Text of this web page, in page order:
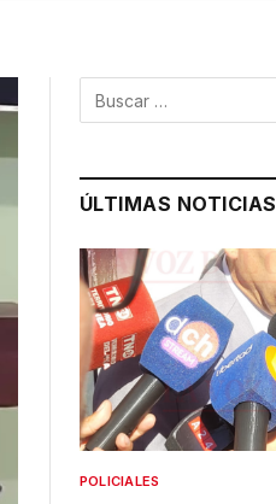
ÚLTIMAS NOTICIAS
POLICIALES